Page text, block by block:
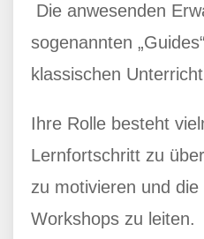
Die anwesenden
sogenannten
klassischen
Ihre Rolle besteht
Lernfortschritt zu
zu motivieren und
Workshops zu leiten.